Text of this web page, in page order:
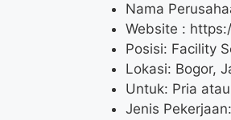
Nama
Website :
Posisi: Facility
Lokasi: Bogor,
Untuk: Pria
Jenis